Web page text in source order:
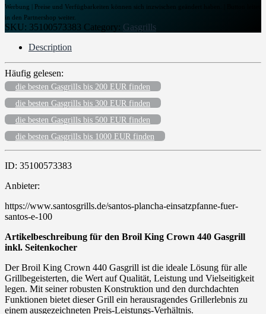
Werbung | Preise und Verfügbarkeiten können sich inzwischen geändert haben. | Button leitet
in den Partnershop weiter.
SKU: 35100573383 Category: Gasgrills
Description
Häufig gelesen:
die besten Gasgrills bis 200 EUR finden
die besten Gasgrills bis 300 EUR finden
die besten Gasgrills bis 500 EUR finden
die besten Gasgrills bis 1000 EUR finden
ID: 35100573383
Anbieter:
https://www.santosgrills.de/santos-plancha-einsatzpfanne-fuer-
santos-e-100
Artikelbeschreibung für den Broil King Crown 440 Gasgrill
inkl. Seitenkocher
Der Broil King Crown 440 Gasgrill ist die ideale Lösung für alle
Grillbegeisterten, die Wert auf Qualität, Leistung und Vielseitigkeit
legen. Mit seiner robusten Konstruktion und den durchdachten
Funktionen bietet dieser Grill ein herausragendes Grillerlebnis zu
einem ausgezeichneten Preis-Leistungs-Verhältnis.